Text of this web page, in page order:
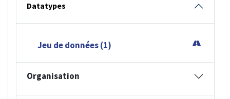
Datatypes
Jeu de données (1)
Organisation